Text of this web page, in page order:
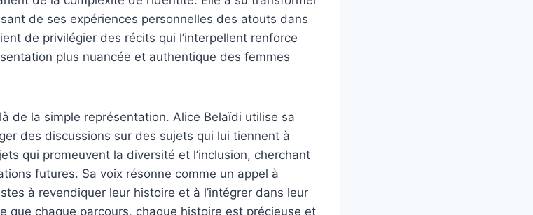
de ses expériences personnelles des atouts dans
de privilégier des récits qui l’interpellent renforce
plus nuancée et authentique des femmes
de la simple représentation. Alice Belaïdi utilise sa
des discussions sur des sujets qui lui tiennent à
qui promeuvent la diversité et l’inclusion, cherchant
futures. Sa voix résonne comme un appel à
à revendiquer leur histoire et à l’intégrer dans leur
que chaque parcours, chaque histoire est précieuse et